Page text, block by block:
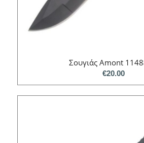
Σουγιάς Amont
€20.00